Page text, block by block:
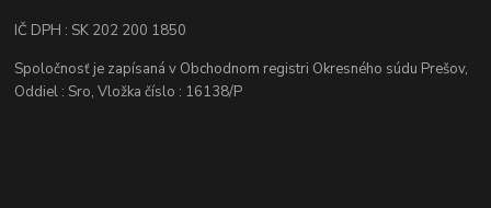
IČ DPH : SK 202 200 1850
Spoločnosť je zapísaná v Obchodnom registri Okresného súdu Prešov,
Oddiel : Sro, Vložka číslo : 16138/P